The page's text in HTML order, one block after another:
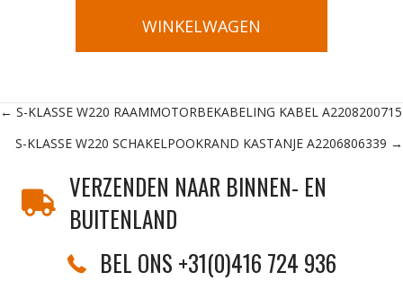
WINKELWAGEN
Posts
navigation
← S-KLASSE W220 RAAMMOTORBEKABELING KABEL A2208200715
S-KLASSE W220 SCHAKELPOOKRAND KASTANJE A2206806339 →
VERZENDEN NAAR BINNEN- EN
BUITENLAND
BEL ONS +31(0)416 724 936